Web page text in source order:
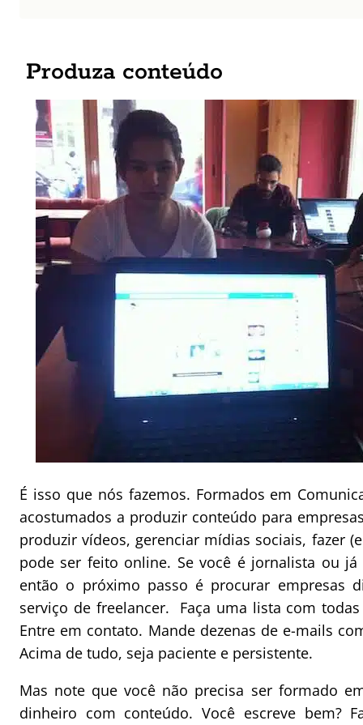
Produza conteúdo
É isso que nós fazemos. Formados em
acostumados a produzir conteúdo para
produzir vídeos, gerenciar mídias sociais, fazer
pode ser feito online. Se você é jornalista ou
então o próximo passo é procurar empresas
serviço de freelancer. Faça uma lista com
Entre em contato. Mande dezenas de e-mails
Acima de tudo, seja paciente e persistente.
Mas note que você não precisa ser formado
dinheiro com conteúdo. Você escreve bem?